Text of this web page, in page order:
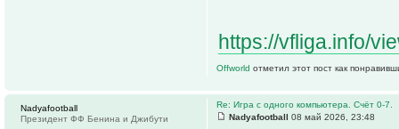
https://vfliga.info/
Offworld отметил этот пост как
Re: Игра с одного компьютера. Счёт 0-7.
Nadyafootball
08 май 2026, 23:48
Nadyafootball
Президент ФФ Бенина и Джибути